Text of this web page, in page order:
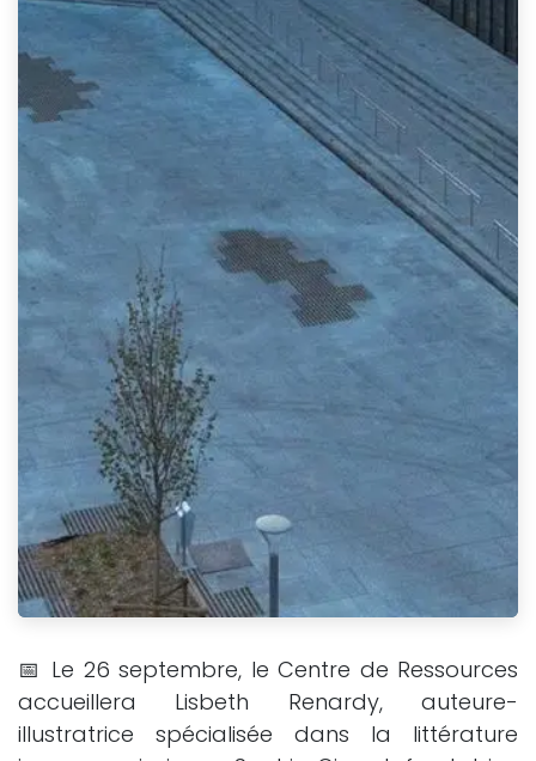
📅 Le 26 septembre, le Centre de Ressources
accueillera Lisbeth Renardy, auteure-
illustratrice spécialisée dans la littérature